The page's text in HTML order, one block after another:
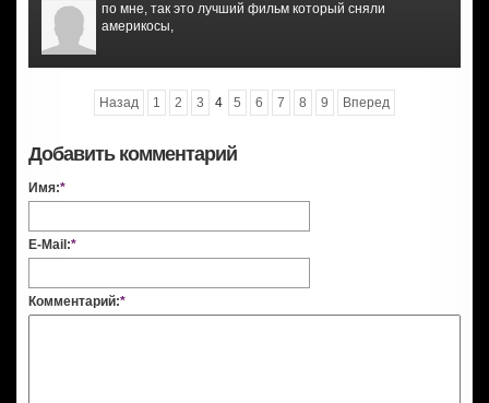
по мне, так это лучший фильм который сняли
америкосы,
Назад 1 2 3 4 5 6 7 8 9 Вперед
Добавить комментарий
Имя:*
E-Mail:*
Комментарий:*